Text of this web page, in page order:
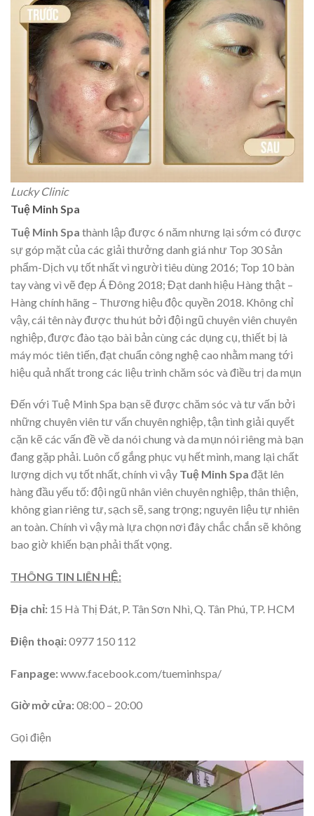
Lucky Clinic
Tuệ Minh Spa
Tuệ Minh Spa thành lập được 6 năm nhưng lại sớm có được
sự góp mặt của các giải thưởng danh giá như Top 30 Sản
phẩm-Dịch vụ tốt nhất vì người tiêu dùng 2016; Top 10 bàn
tay vàng vì vẽ đẹp Á Đông 2018; Đạt danh hiệu Hàng thật –
Hàng chính hãng – Thương hiệu độc quyền 2018. Không chỉ
vậy, cái tên này được thu hút bởi đội ngũ chuyên viên chuyên
nghiệp, được đào tạo bài bản cùng các dụng cụ, thiết bị là
máy móc tiên tiến, đạt chuẩn công nghệ cao nhằm mang tới
hiệu quả nhất trong các liệu trình chăm sóc và điều trị da mụn
Đến với Tuệ Minh Spa bạn sẽ được chăm sóc và tư vấn bởi
những chuyên viên tư vấn chuyên nghiệp, tận tình giải quyết
cặn kẽ các vấn đề về da nói chung và da mụn nói riêng mà bạn
đang gặp phải. Luôn cố gắng phục vụ hết mình, mang lại chất
lượng dịch vụ tốt nhất, chính vì vậy Tuệ Minh Spa đặt lên
hàng đầu yếu tố: đội ngũ nhân viên chuyên nghiệp, thân thiện,
không gian riêng tư, sạch sẽ, sang trọng; nguyên liệu tự nhiên
an toàn. Chính vì vậy mà lựa chọn nơi đây chắc chắn sẽ không
bao giờ khiến bạn phải thất vọng.
THÔNG TIN LIÊN HỆ:
Địa chỉ: 15 Hà Thị Đát, P. Tân Sơn Nhì, Q. Tân Phú, TP. HCM
Điện thoại:0977 150 112
Fanpage:www.facebook.com/tueminhspa/
Giờ mở cửa:08:00 – 20:00
Gọi điện